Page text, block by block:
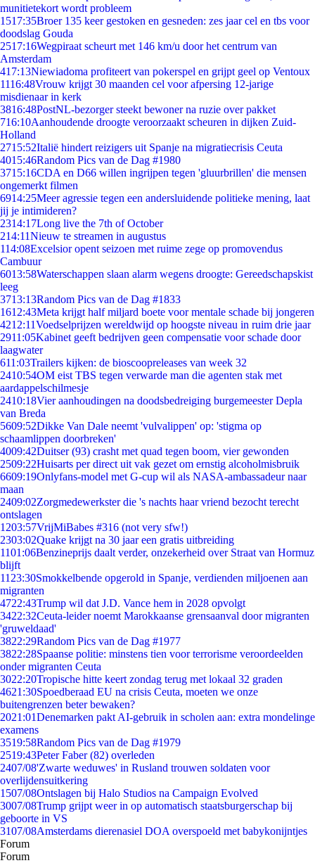
munitietekort wordt probleem
1517:35Broer 135 keer gestoken en gesneden: zes jaar cel en tbs voor
doodslag Gouda
2517:16Wegpiraat scheurt met 146 km/u door het centrum van
Amsterdam
417:13Niewiadoma profiteert van pokerspel en grijpt geel op Ventoux
1116:48Vrouw krijgt 30 maanden cel voor afpersing 12-jarige
misdienaar in kerk
3816:48PostNL-bezorger steekt bewoner na ruzie over pakket
716:10Aanhoudende droogte veroorzaakt scheuren in dijken Zuid-
Holland
2715:52Italië hindert reizigers uit Spanje na migratiecrisis Ceuta
4015:46Random Pics van de Dag #1980
3715:16CDA en D66 willen ingrijpen tegen 'gluurbrillen' die mensen
ongemerkt filmen
6914:25Meer agressie tegen een andersluidende politieke mening, laat
jij je intimideren?
2314:17Long live the 7th of October
214:11Nieuw te streamen in augustus
114:08Excelsior opent seizoen met ruime zege op promovendus
Cambuur
6013:58Waterschappen slaan alarm wegens droogte: Gereedschapskist
leeg
3713:13Random Pics van de Dag #1833
1612:43Meta krijgt half miljard boete voor mentale schade bij jongeren
4212:11Voedselprijzen wereldwijd op hoogste niveau in ruim drie jaar
2911:05Kabinet geeft bedrijven geen compensatie voor schade door
laagwater
611:03Trailers kijken: de bioscoopreleases van week 32
2410:54OM eist TBS tegen verwarde man die agenten stak met
aardappelschilmesje
2410:18Vier aanhoudingen na doodsbedreiging burgemeester Depla
van Breda
5609:52Dikke Van Dale neemt 'vulvalippen' op: 'stigma op
schaamlippen doorbreken'
4009:42Duitser (93) crasht met quad tegen boom, vier gewonden
2509:22Huisarts per direct uit vak gezet om ernstig alcoholmisbruik
6609:19Onlyfans-model met G-cup wil als NASA-ambassadeur naar
maan
2409:02Zorgmedewerkster die 's nachts haar vriend bezocht terecht
ontslagen
1203:57VrijMiBabes #316 (not very sfw!)
2303:02Quake krijgt na 30 jaar een gratis uitbreiding
1101:06Benzineprijs daalt verder, onzekerheid over Straat van Hormuz
blijft
11 23:30Smokkelbende opgerold in Spanje, verdienden miljoenen aan
migranten
4722:43Trump wil dat J.D. Vance hem in 2028 opvolgt
3422:32Ceuta-leider noemt Marokkaanse grensaanval door migranten
'gruweldaad'
3822:29Random Pics van de Dag #1977
3822:28Spaanse politie: minstens tien voor terrorisme veroordeelden
onder migranten Ceuta
3022:20Tropische hitte keert zondag terug met lokaal 32 graden
4621:30Spoedberaad EU na crisis Ceuta, moeten we onze
buitengrenzen beter bewaken?
2021:01Denemarken pakt AI-gebruik in scholen aan: extra mondelinge
examens
3519:58Random Pics van de Dag #1979
2519:43Peter Faber (82) overleden
2407/08'Zwarte weduwes' in Rusland trouwen soldaten voor
overlijdensuitkering
1507/08Ontslagen bij Halo Studios na Campaign Evolved
3007/08Trump grijpt weer in op automatisch staatsburgerschap bij
geboorte in VS
3107/08Amsterdams dierenasiel DOA overspoeld met babykonijntjes
Forum
Forum